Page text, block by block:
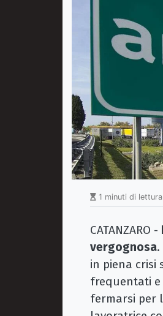
1 minuti di lettura
CATANZARO -
vergognosa
in piena crisi
frequentati e
fermarsi per